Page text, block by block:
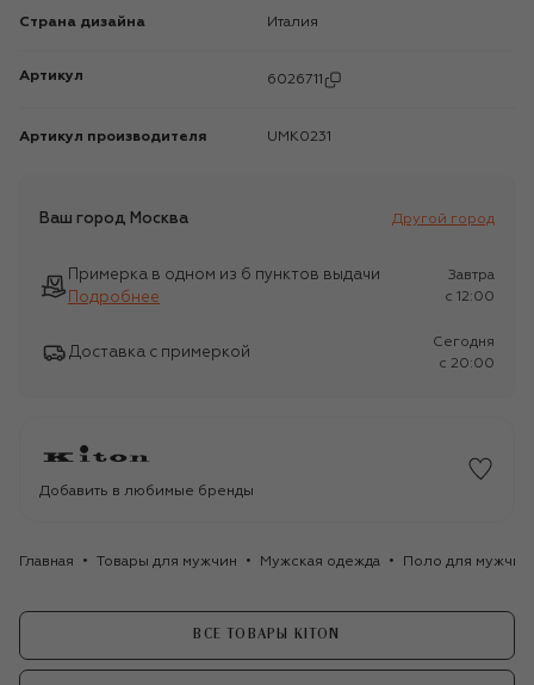
Страна дизайна Италия
Артикул 6026711
Артикул производителя UMK0231
Ваш город Москва Другой город
Примерка в одном из 6 пунктов выдачи
Подробнее
Завтра
c 12:00
Доставка с примеркой
Сегодня
c 20:00
Добавить в любимые бренды
Главная Товары для мужчин Мужская одежда Поло для мужчин
ВСЕ ТОВАРЫ KITON